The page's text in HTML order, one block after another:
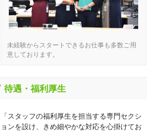
未経験からスタートできるお仕事も多数ご用
意しております。
待遇・福利厚生
「スタッフの福利厚生を担当する専門セクシ
ョンを設け、きめ細やかな対応を心掛けてお